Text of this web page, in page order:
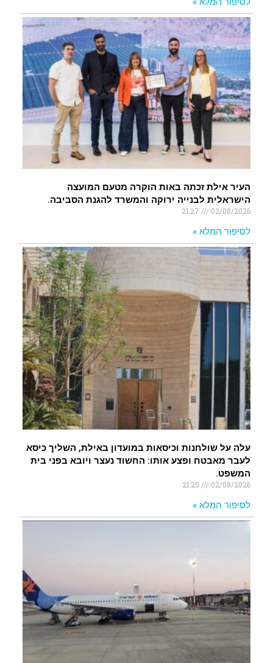
העיר אילת זכתה באות הוקרה מטעם המועצה
הישראלית לבנייה ירוקה והמשרד להגנת הסביבה.
02/08/2026
לסיפור המלא »
עלה על שולחנות וכיסאות במועדון באילת, השליך כיסא
לעבר מאבטח ופצע אותו: החשוד נעצר ויובא בפני בית
המשפט.
02/08/2026
לסיפור המלא »